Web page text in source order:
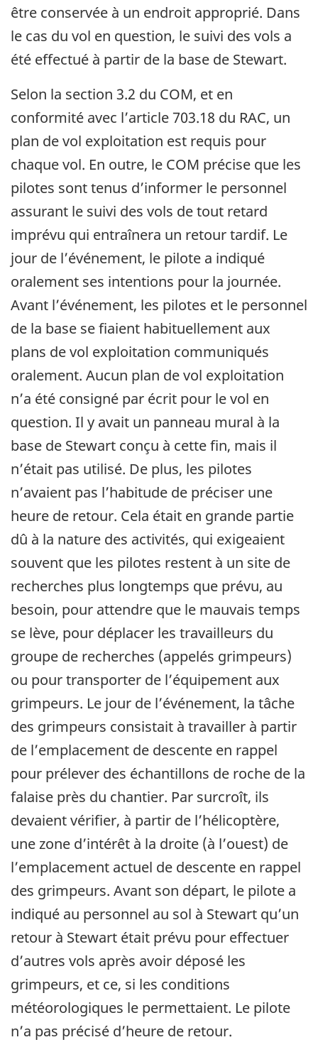
être conservée à un endroit approprié. Dans
le cas du vol en question, le suivi des vols a
été effectué à partir de la base de Stewart.
Selon la section 3.2 du COM, et en
conformité avec l’article 703.18 du RAC, un
plan de vol exploitation est requis pour
chaque vol. En outre, le COM précise que les
pilotes sont tenus d’informer le personnel
assurant le suivi des vols de tout retard
imprévu qui entraînera un retour tardif. Le
jour de l’événement, le pilote a indiqué
oralement ses intentions pour la journée.
Avant l’événement, les pilotes et le personnel
de la base se fiaient habituellement aux
plans de vol exploitation communiqués
oralement. Aucun plan de vol exploitation
n’a été consigné par écrit pour le vol en
question. Il y avait un panneau mural à la
base de Stewart conçu à cette fin, mais il
n’était pas utilisé. De plus, les pilotes
n’avaient pas l’habitude de préciser une
heure de retour. Cela était en grande partie
dû à la nature des activités, qui exigeaient
souvent que les pilotes restent à un site de
recherches plus longtemps que prévu, au
besoin, pour attendre que le mauvais temps
se lève, pour déplacer les travailleurs du
groupe de recherches (appelés grimpeurs)
ou pour transporter de l’équipement aux
grimpeurs. Le jour de l’événement, la tâche
des grimpeurs consistait à travailler à partir
de l’emplacement de descente en rappel
pour prélever des échantillons de roche de la
falaise près du chantier. Par surcroît, ils
devaient vérifier, à partir de l’hélicoptère,
une zone d’intérêt à la droite (à l’ouest) de
l’emplacement actuel de descente en rappel
des grimpeurs. Avant son départ, le pilote a
indiqué au personnel au sol à Stewart qu’un
retour à Stewart était prévu pour effectuer
d’autres vols après avoir déposé les
grimpeurs, et ce, si les conditions
météorologiques le permettaient. Le pilote
n’a pas précisé d’heure de retour.